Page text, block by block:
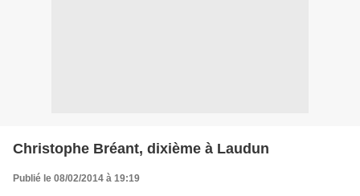
Christophe Bréant, dixième à Laudun
Publié le 08/02/2014 à 19:19